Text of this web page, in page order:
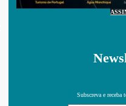
Subscreva e receba